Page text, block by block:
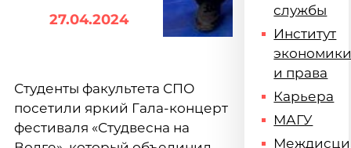
27.04.2024
Студенты факультета СПО
посетили яркий Гала-концерт
фестиваля «Студвесна на
службы
Институт
и права
Карьера
МАГУ